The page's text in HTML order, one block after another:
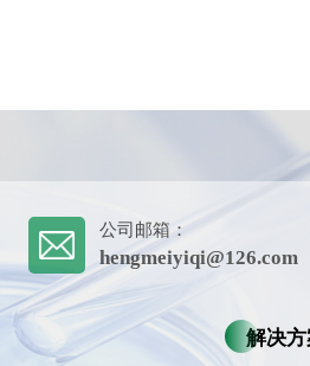
公司邮箱：
hengmeiyiqi@126.com
解决方